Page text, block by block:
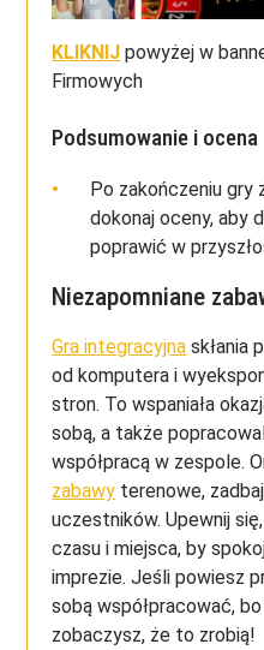
KLIKNIJ powyżej w
Firmowych
Podsumowanie i ocena
Po zakończeniu gry
dokonaj oceny, aby
poprawić w
Niezapomniane
Gra integracyjna skłania
od komputera i
stron. To wspaniała
sobą, a także
współpracą w zespole.
zabawy terenowe,
uczestników. Upewnij
czasu i miejsca, by
imprezie. Jeśli powiesz
sobą współpracować,
zobaczysz, że to zrobią!